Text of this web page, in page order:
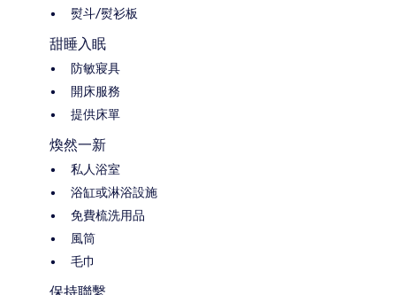
熨斗/熨衫板
甜睡入眠
防敏寢具
開床服務
提供床單
煥然一新
私人浴室
浴缸或淋浴設施
免費梳洗用品
風筒
毛巾